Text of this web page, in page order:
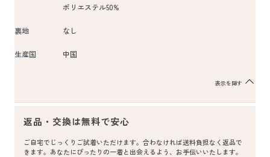
ポリエステル50%
裏地 なし
生産国 中国
表示を隠す
返品・交換は無料で安心
ご自宅でじっくりご試着いただけます。合わなければ送料負担なく返品で
きます。あなたにぴったりの一着と出会えるよう、お手伝いいたします。